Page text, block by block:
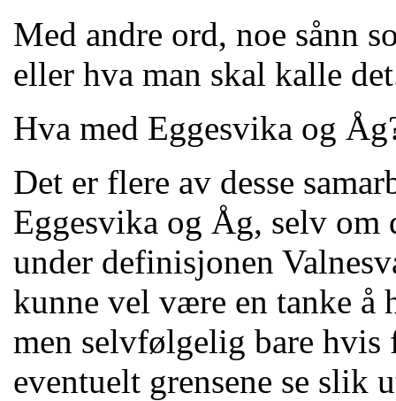
Med andre ord, noe sånn
eller hva man skal kalle
Hva med Eggesvika og
Det er flere av desse
Eggesvika og Åg, selv
under definisjonen
kunne vel være en tanke å
men selvfølgelig bare
eventuelt grensene se slik